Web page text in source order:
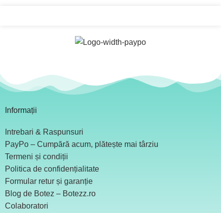
Informații
Intrebari & Raspunsuri
PayPo – Cumpără acum, plătește mai târziu
Termeni și condiții
Politica de confidențialitate
Formular retur și garanție
Blog de Botez – Botezz.ro
Colaboratori